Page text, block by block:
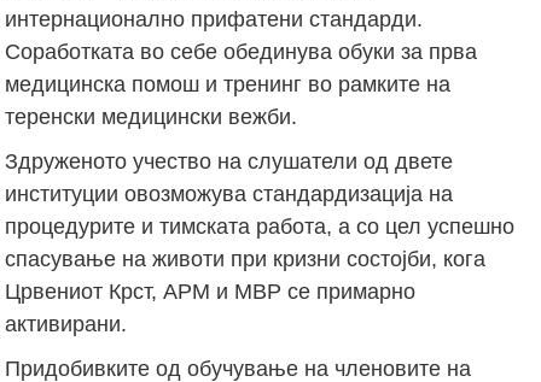
интернационално прифатени стандарди.
Соработката во себе обединува обуки за прва
медицинска помош и тренинг во рамките на
теренски медицински вежби.
Здруженото учество на слушатели од двете
институции овозможува стандардизација на
процедурите и тимската работа, а со цел успешно
спасување на животи при кризни состојби, кога
Црвениот Крст, АРМ и МВР се примарно
активирани.
Придобивките од обучување на членовите на